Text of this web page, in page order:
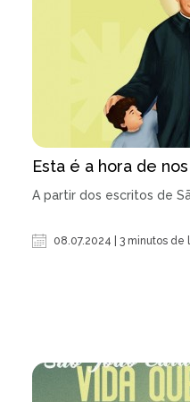
Esta é a hora de
A partir dos escritos de
08.07.2024 | 3 minutos de